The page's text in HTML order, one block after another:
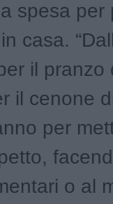
spesa per
casa.
il pranzo
il cenone
per
o al